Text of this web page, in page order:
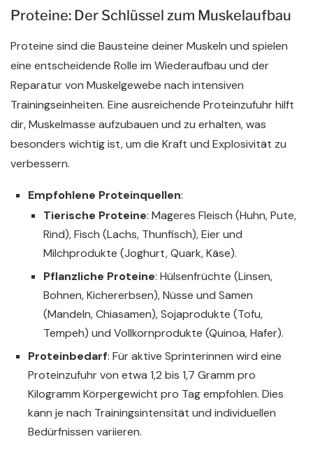
Proteine: Der Schlüssel zum Muskelaufbau
Proteine sind die Bausteine deiner Muskeln und spielen
eine entscheidende Rolle im Wiederaufbau und der
Reparatur von Muskelgewebe nach intensiven
Trainingseinheiten. Eine ausreichende Proteinzufuhr hilft
dir, Muskelmasse aufzubauen und zu erhalten, was
besonders wichtig ist, um die Kraft und Explosivität zu
verbessern.
Empfohlene Proteinquellen:
Tierische Proteine: Mageres Fleisch (Huhn, Pute,
Rind), Fisch (Lachs, Thunfisch), Eier und
Milchprodukte (Joghurt, Quark, Käse).
Pflanzliche Proteine: Hülsenfrüchte (Linsen,
Bohnen, Kichererbsen), Nüsse und Samen
(Mandeln, Chiasamen), Sojaprodukte (Tofu,
Tempeh) und Vollkornprodukte (Quinoa, Hafer).
Proteinbedarf: Für aktive Sprinterinnen wird eine
Proteinzufuhr von etwa 1,2 bis 1,7 Gramm pro
Kilogramm Körpergewicht pro Tag empfohlen. Dies
kann je nach Trainingsintensität und individuellen
Bedürfnissen variieren.